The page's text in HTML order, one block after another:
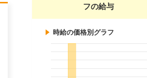
フの給与
時給の価格別グラフ